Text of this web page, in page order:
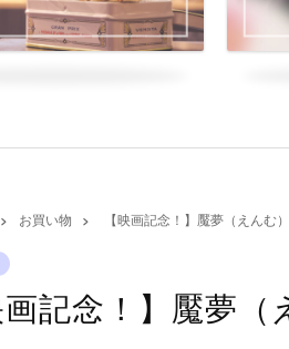
お買い物 【映画記念！】魘夢（えんむ
画記念！】魘夢